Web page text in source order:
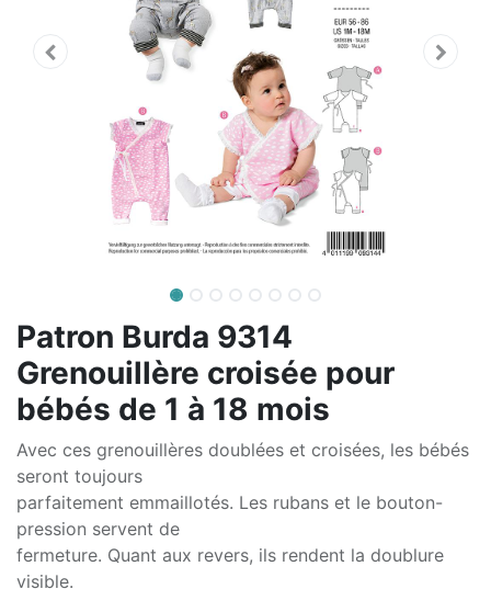
Patron Burda 9314
Grenouillère croisée pour
bébés de 1 à 18 mois
Avec ces grenouillères doublées et croisées, les bébés
seront toujours
parfaitement emmaillotés. Les rubans et le bouton-
pression servent de
fermeture. Quant aux revers, ils rendent la doublure
visible.